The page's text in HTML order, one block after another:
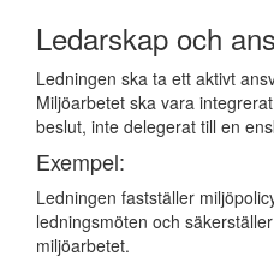
Ledarskap och
Ledningen ska ta ett aktivt
Miljöarbetet ska vara
beslut, inte delegerat till en
Exempel:
Ledningen fastställer
ledningsmöten och
miljöarbetet.